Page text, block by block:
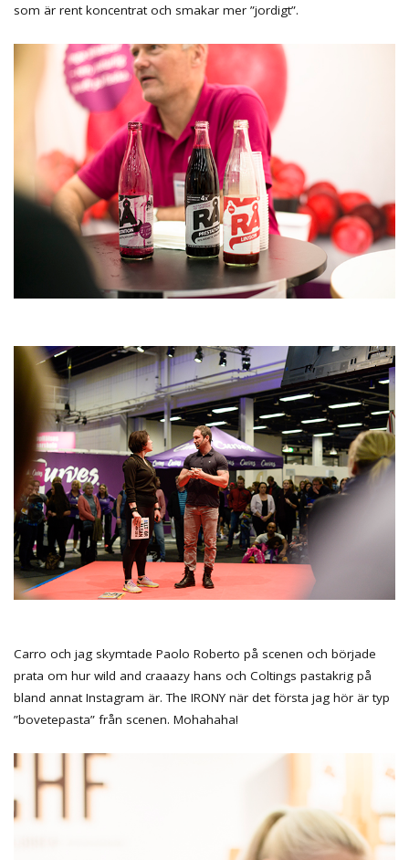
som är rent koncentrat och smakar mer ”jordigt”.
Carro och jag skymtade Paolo Roberto på scenen och började
prata om hur wild and craaazy hans och Coltings pastakrig på
bland annat Instagram är. The IRONY när det första jag hör är typ
”bovetepasta” från scenen. Mohahaha!